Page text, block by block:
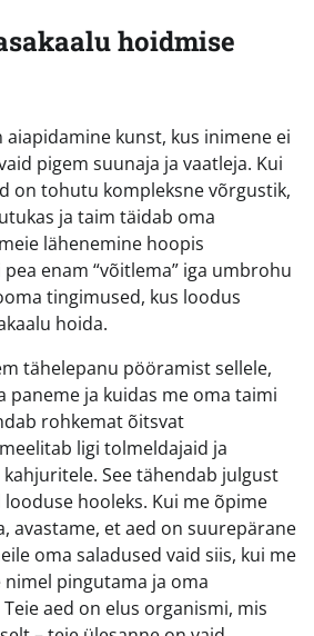
hoidmise
kunst, kus inimene ei
pigem suunaja ja vaatleja. Kui
on tohutu kompleksne võrgustik,
ja taim täidab oma
lähenemine hoopis
enam “võitlema” iga umbrohu
tingimused, kus loodus
hoida.
tähelepanu pööramist sellele,
paneme ja kuidas me oma taimi
rohkemat õitsvat
ligi tolmeldajaid ja
See tähendab julgust
hooleks. Kui me õpime
avastame, et aed on suurepärane
oma saladused vaid siis, kui me
pingutama ja oma
aed on elus organismi, mis